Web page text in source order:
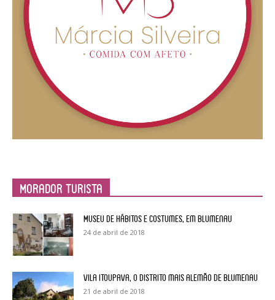
Morador Turista
Museu de Hábitos e Costumes, em Blumenau
24 de abril de 2018
Vila Itoupava, o Distrito mais alemão de Blumenau
21 de abril de 2018